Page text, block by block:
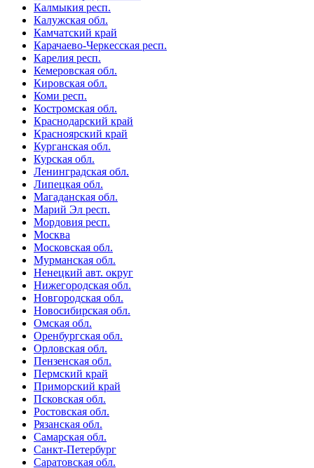
Калмыкия респ.
Калужская обл.
Камчатский край
Карачаево-Черкесская респ.
Карелия респ.
Кемеровская обл.
Кировская обл.
Коми респ.
Костромская обл.
Краснодарский край
Красноярский край
Курганская обл.
Курская обл.
Ленинградская обл.
Липецкая обл.
Магаданская обл.
Марий Эл респ.
Мордовия респ.
Москва
Московская обл.
Мурманская обл.
Ненецкий авт. округ
Нижегородская обл.
Новгородская обл.
Новосибирская обл.
Омская обл.
Оренбургская обл.
Орловская обл.
Пензенская обл.
Пермский край
Приморский край
Псковская обл.
Ростовская обл.
Рязанская обл.
Самарская обл.
Санкт-Петербург
Саратовская обл.